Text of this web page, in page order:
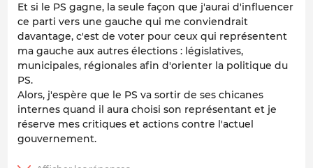
Et si le PS gagne, la seule façon que j'aurai d'influencer
ce parti vers une gauche qui me conviendrait
davantage, c'est de voter pour ceux qui représentent
ma gauche aux autres élections : législatives,
municipales, régionales afin d'orienter la politique du
PS.
Alors, j'espère que le PS va sortir de ses chicanes
internes quand il aura choisi son représentant et je
réserve mes critiques et actions contre l'actuel
gouvernement.